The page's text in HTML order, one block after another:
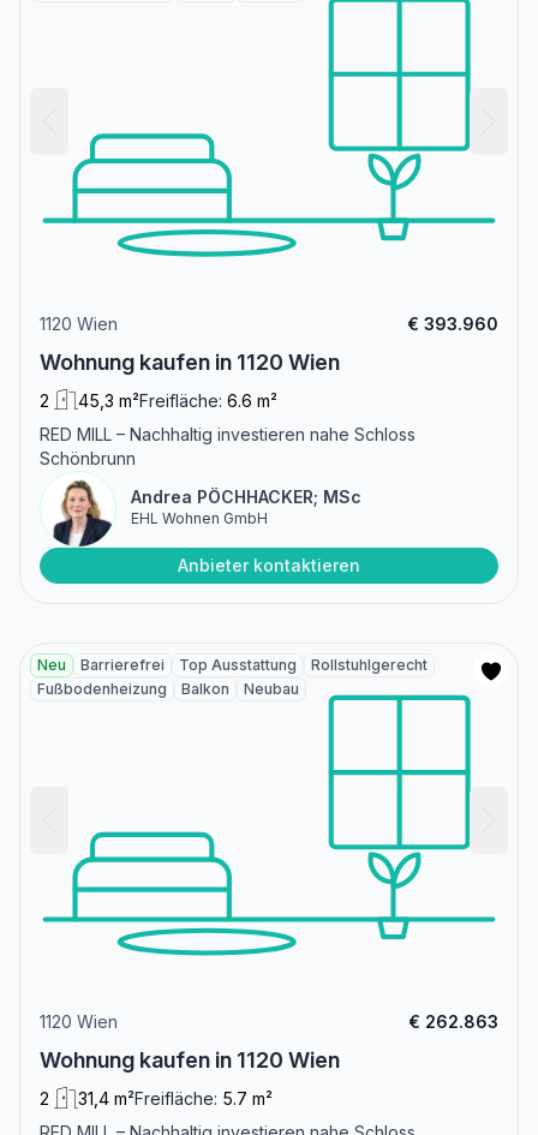
1120 Wien € 393.960
Wohnung kaufen in 1120 Wien
2 45,3 m²Freifläche: 6.6 m²
RED MILL – Nachhaltig investieren nahe Schloss
Schönbrunn
Andrea PÖCHHACKER; MSc
EHL Wohnen GmbH
Anbieter kontaktieren
Neu Barrierefrei Top Ausstattung
Rollstuhlgerecht
Fußbodenheizung
Balkon Neubau
1120 Wien € 262.863
Wohnung kaufen in 1120 Wien
2 31,4 m²Freifläche: 5.7 m²